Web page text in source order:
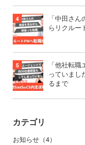
「中田さ
らリクルー
「他社転
っていまし
るまで
カテゴリ
お知らせ（4）